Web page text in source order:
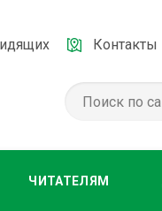
Контакты
ЧИТАТЕЛЯМ